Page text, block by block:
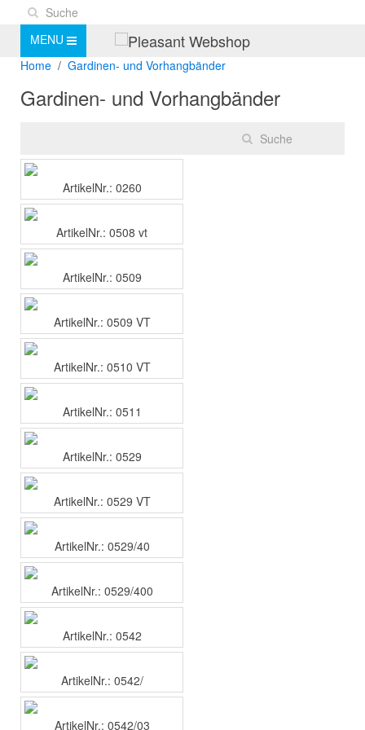
MENU
Home
Gardinen- und Vorhangbänder
Gardinen- und Vorhangbänder
ArtikelNr.: 0260
ArtikelNr.: 0508 vt
ArtikelNr.: 0509
ArtikelNr.: 0509 VT
ArtikelNr.: 0510 VT
ArtikelNr.: 0511
ArtikelNr.: 0529
ArtikelNr.: 0529 VT
ArtikelNr.: 0529/40
ArtikelNr.: 0529/400
ArtikelNr.: 0542
ArtikelNr.: 0542/
ArtikelNr.: 0542/03